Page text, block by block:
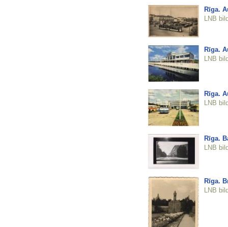
Rīga.
LNB
Rīga.
LNB
Rīga.
LNB
Rīga.
LNB
Rīga.
LNB